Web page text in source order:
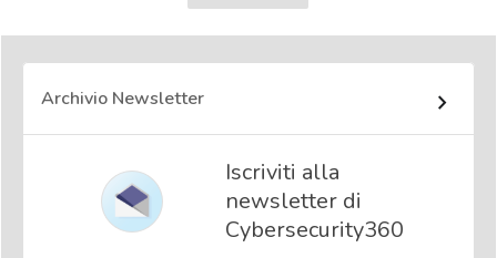
Archivio Newsletter
Iscriviti alla
newsletter di
Cybersecurity360